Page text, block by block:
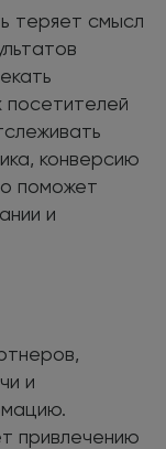
теряет смысл
посетителей
конверсию
поможет
и
и
привлечению